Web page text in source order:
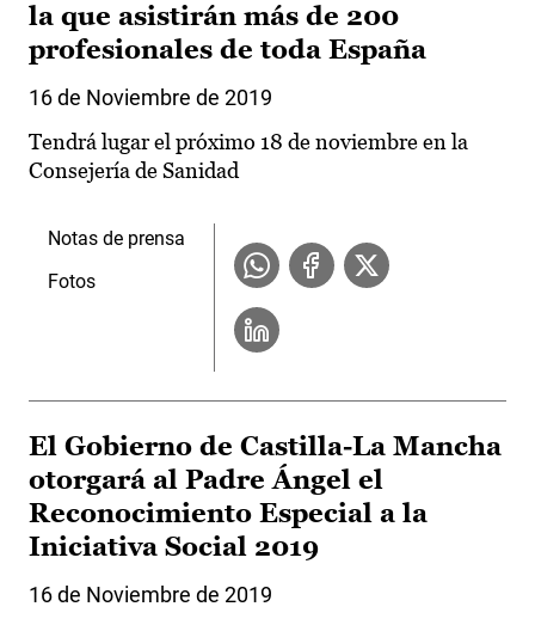
la que asistirán más de 200
profesionales de toda España
16 de Noviembre de 2019
Tendrá lugar el próximo 18 de noviembre en la
Consejería de Sanidad
Notas de prensa
Fotos
El Gobierno de Castilla-La Mancha
otorgará al Padre Ángel el
Reconocimiento Especial a la
Iniciativa Social 2019
16 de Noviembre de 2019